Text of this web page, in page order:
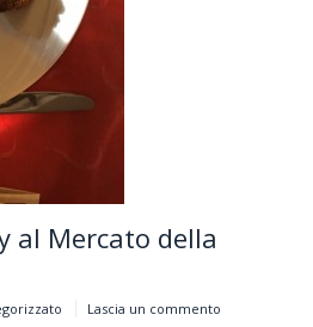
al Mercato della
Lascia un commento